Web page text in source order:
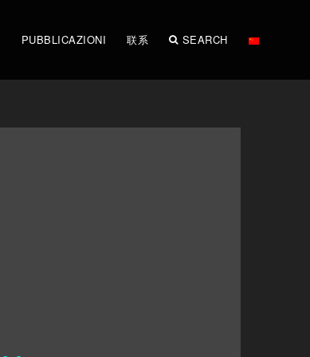
PUBBLICAZIONI 联系 SEARCH